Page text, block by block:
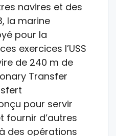
navires et des
la marine
pour la
exercices l’USS
de 240 m de
Transfer
pour servir
fournir d’autres
des opérations